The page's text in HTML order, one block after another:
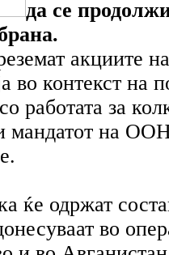
да се
акциите
во контекст на
работата за
мандатот на
ќе одржат
во